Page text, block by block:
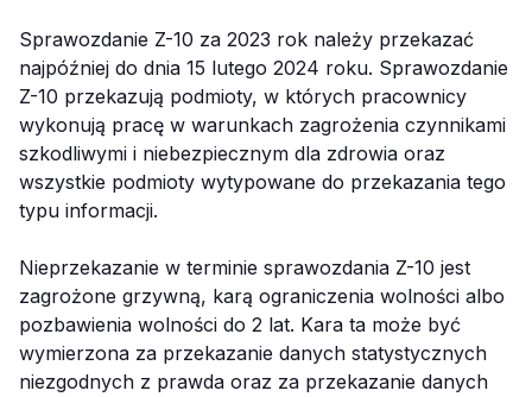
Sprawozdanie Z-10 za 2023 rok należy przekazać
najpóźniej do dnia 15 lutego 2024 roku. Sprawozdanie
Z-10 przekazują podmioty, w których pracownicy
wykonują pracę w warunkach zagrożenia czynnikami
szkodliwymi i niebezpiecznym dla zdrowia oraz
wszystkie podmioty wytypowane do przekazania tego
typu informacji.
Nieprzekazanie w terminie sprawozdania Z-10 jest
zagrożone grzywną, karą ograniczenia wolności albo
pozbawienia wolności do 2 lat. Kara ta może być
wymierzona za przekazanie danych statystycznych
niezgodnych z prawda oraz za przekazanie danych